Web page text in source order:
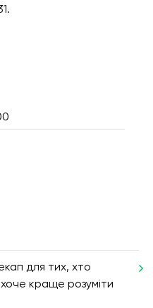
для тих, хто
хоче краще розуміти